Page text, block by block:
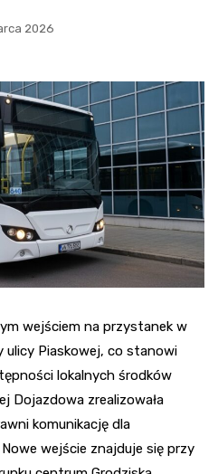
2026
wejściem na przystanek w
ulicy Piaskowej, co stanowi
lokalnych środków
Dojazdowa zrealizowała
komunikację dla
wejście znajduje się przy